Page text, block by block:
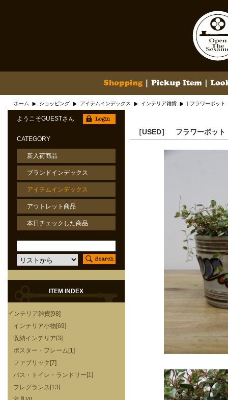
ホーム ショッピング アイテムインデックス インテリア雑貨 [ フラワーポッ
［USED］ フラワーポッ
ようこそGUESTさん
CATEGORY
新入荷商品
ブランドインデックス
アイテムインデックス
アウトレット商品
本日チェックした商品
ITEM INDEX
インテリア雑貨[98]
インテリア小物[69]
収納インテリア[3]
ポスター・フレーム[1]
ファブリック[7]
バス・トイレ・ランドリー[1]
フレグランス[13]